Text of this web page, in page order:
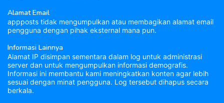
Alamat Email
appposts tidak mengumpulkan atau membagikan alamat email
pengguna dengan pihak eksternal mana pun.
Informasi Lainnya
Alamat IP disimpan sementara dalam log untuk administrasi
server dan untuk mengumpulkan informasi demografis.
Informasi ini membantu kami meningkatkan konten agar lebih
sesuai dengan minat pengguna. Log tersebut dihapus secara
berkala.